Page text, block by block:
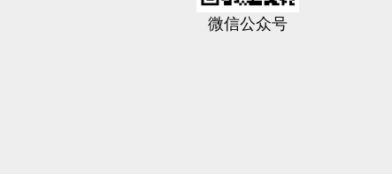
微信公众号